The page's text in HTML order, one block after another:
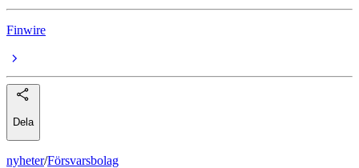
Finwire
Dela
nyheter/Försvarsbolag